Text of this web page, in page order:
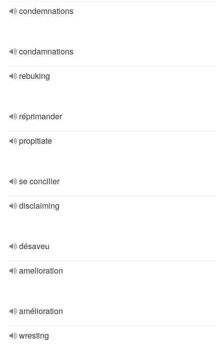
condemnations
condamnations
rebuking
réprimander
propitiate
se concilier
disclaiming
désaveu
amelioration
amélioration
wresting